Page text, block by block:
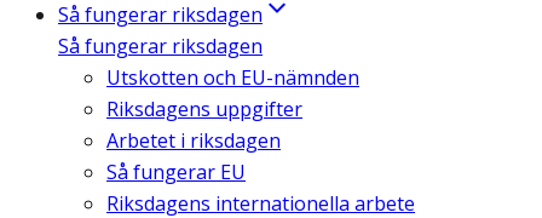
Så fungerar riksdagen
Så fungerar riksdagen
Utskotten och EU-nämnden
Riksdagens uppgifter
Arbetet i riksdagen
Så fungerar EU
Riksdagens internationella arbete